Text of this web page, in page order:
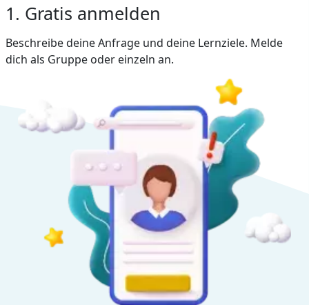
1. Gratis anmelden
Beschreibe deine Anfrage und deine Lernziele. Melde
dich als Gruppe oder einzeln an.